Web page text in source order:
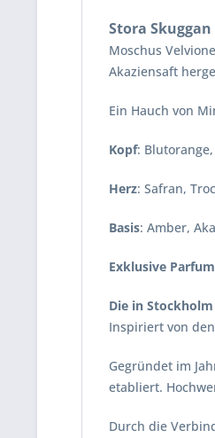
Stora Skuggan
Moschus
Akaziensaft
Ein Hauch von
Kopf:
Herz: Safran,
Basis: Amber,
Exklusive
Die in
Inspiriert von
Gegründet im
etabliert.
Durch die